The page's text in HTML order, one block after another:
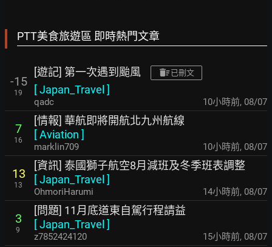
PTT美食旅遊區 即時熱門文章
-15
19
[遊記] 第一次遇到颱風 已刪文
[Japan_Travel ]
qadc 10小時前, 08/07
7
16
[情報] 華航即將開航北九州航線
[Aviation ]
marklin709 10小時前, 08/07
13
13
[資訊] 泰國獅子航空8月減班及冬季班表調整
[Japan_Travel ]
OhmoriHarumi 14小時前, 08/07
3
9
[問題] 11月底道東自駕行程請益
[Japan_Travel ]
z7852424120 15小時前, 08/07